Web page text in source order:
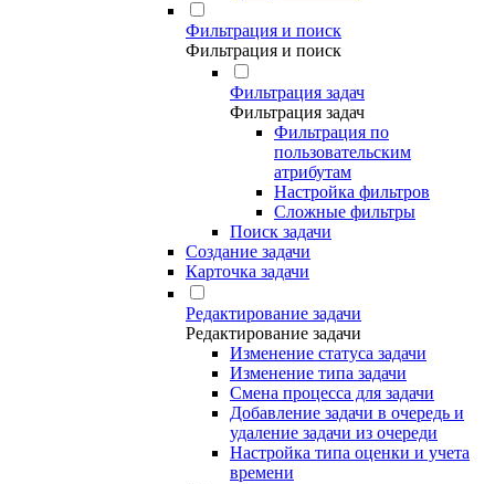
Фильтрация и поиск
Фильтрация и поиск
Фильтрация задач
Фильтрация задач
Фильтрация по
пользовательским
атрибутам
Настройка фильтров
Сложные фильтры
Поиск задачи
Создание задачи
Карточка задачи
Редактирование задачи
Редактирование задачи
Изменение статуса задачи
Изменение типа задачи
Смена процесса для задачи
Добавление задачи в очередь и
удаление задачи из очереди
Настройка типа оценки и учета
времени